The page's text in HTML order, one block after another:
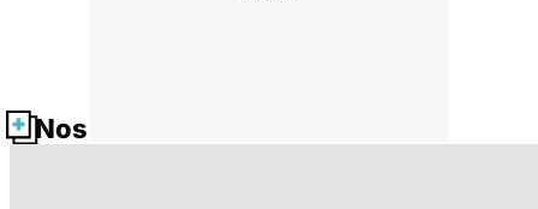
Nos fiches santé